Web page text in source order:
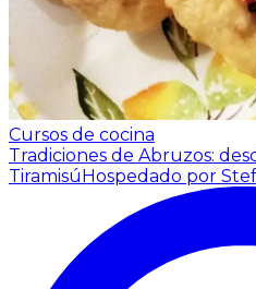
Cursos de cocina
Tradiciones de Abruzos:
TiramisúHospedado por